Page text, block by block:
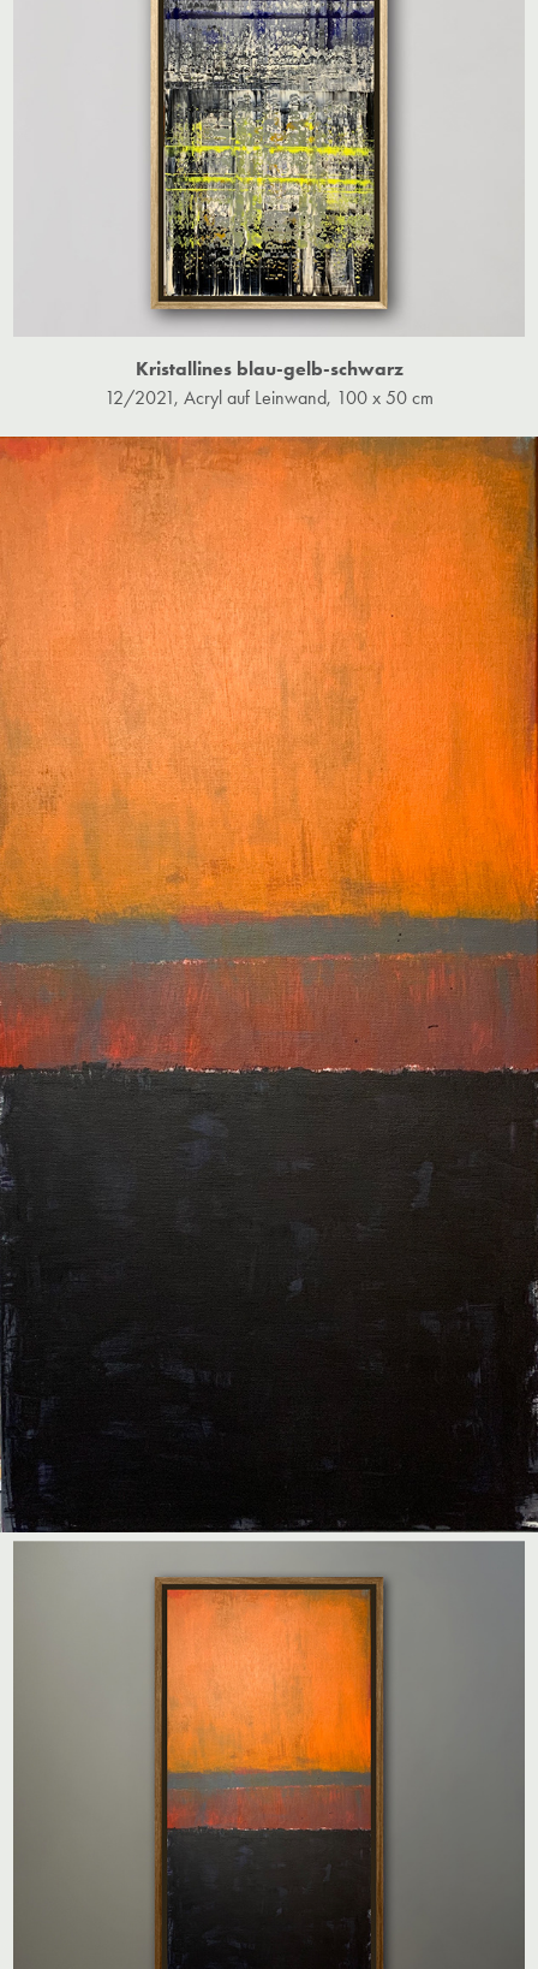
Kristallines blau-gelb-schwarz
12/2021, Acryl auf Leinwand, 100 x 50 cm